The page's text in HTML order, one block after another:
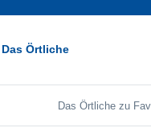
Örtliche
Das Örtliche zu